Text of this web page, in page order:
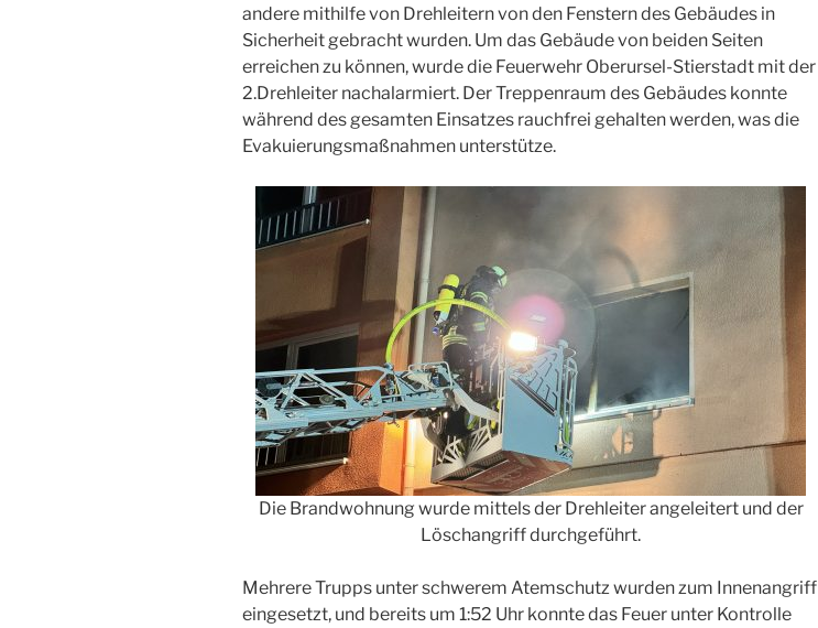
andere mithilfe von Drehleitern von den Fenstern des Gebäudes in
Sicherheit gebracht wurden. Um das Gebäude von beiden Seiten
erreichen zu können, wurde die Feuerwehr Oberursel-Stierstadt mit der
2.Drehleiter nachalarmiert. Der Treppenraum des Gebäudes konnte
während des gesamten Einsatzes rauchfrei gehalten werden, was die
Evakuierungsmaßnahmen unterstütze.
Die Brandwohnung wurde mittels der Drehleiter angeleitert und der
Löschangriff durchgeführt.
Mehrere Trupps unter schwerem Atemschutz wurden zum Innenangriff
eingesetzt, und bereits um 1:52 Uhr konnte das Feuer unter Kontrolle